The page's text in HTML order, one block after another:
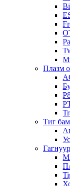
Плазм
Тиг